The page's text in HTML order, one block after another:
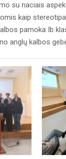
su naciais
kaip
pamoka Ib
anglų kalbos